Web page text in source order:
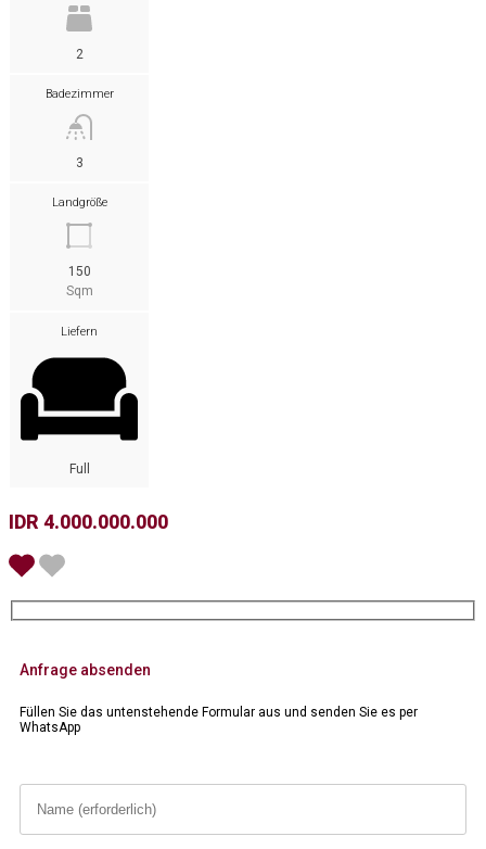
2
Badezimmer
3
Landgröße
150
Sqm
Liefern
Full
IDR 4.000.000.000
Anfrage absenden
Füllen Sie das untenstehende Formular aus und senden Sie es per
WhatsApp